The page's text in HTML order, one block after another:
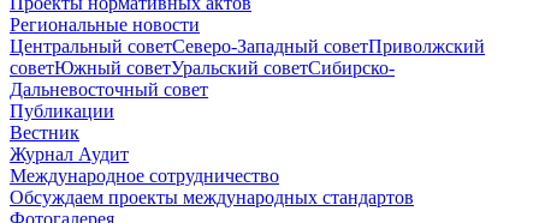
Региональные новости
Центральный советСеверо-Западный советПриволжский
советЮжный советУральский советСибирско-
Дальневосточный совет
Публикации
Вестник
Журнал Аудит
Международное сотрудничество
Обсуждаем проекты международных стандартов